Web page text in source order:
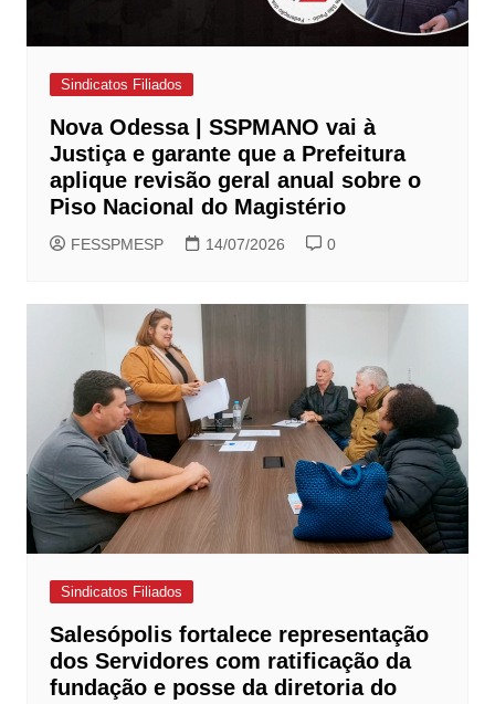
Sindicatos Filiados
Nova Odessa | SSPMANO vai à
Justiça e garante que a Prefeitura
aplique revisão geral anual sobre o
Piso Nacional do Magistério
FESSPMESP 14/07/2026 0
Sindicatos Filiados
Salesópolis fortalece representação
dos Servidores com ratificação da
fundação e posse da diretoria do